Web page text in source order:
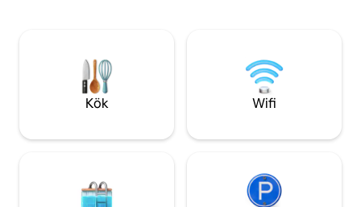
med kabel- och
badrum 🔒
din bostad
Kök Wifi